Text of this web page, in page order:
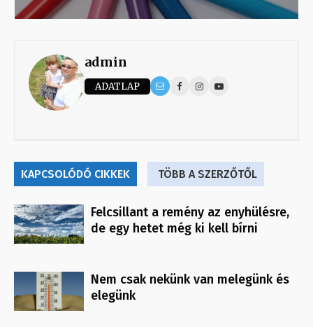
admin
ADATLAP
KAPCSOLÓDÓ CIKKEK TÖBB A SZERZŐTŐL
Felcsillant a remény az enyhülésre,
de egy hetet még ki kell bírni
Nem csak nekünk van melegünk és
elegünk